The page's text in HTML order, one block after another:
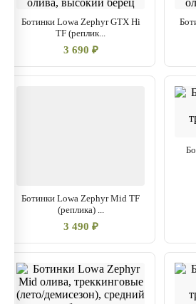
Ботинки Lowa Zephyr GTX Hi
TF (реплик...
3 690 ₽
Ботинки Lowa Zephyr Mid TF
(реплика) ...
3 490 ₽